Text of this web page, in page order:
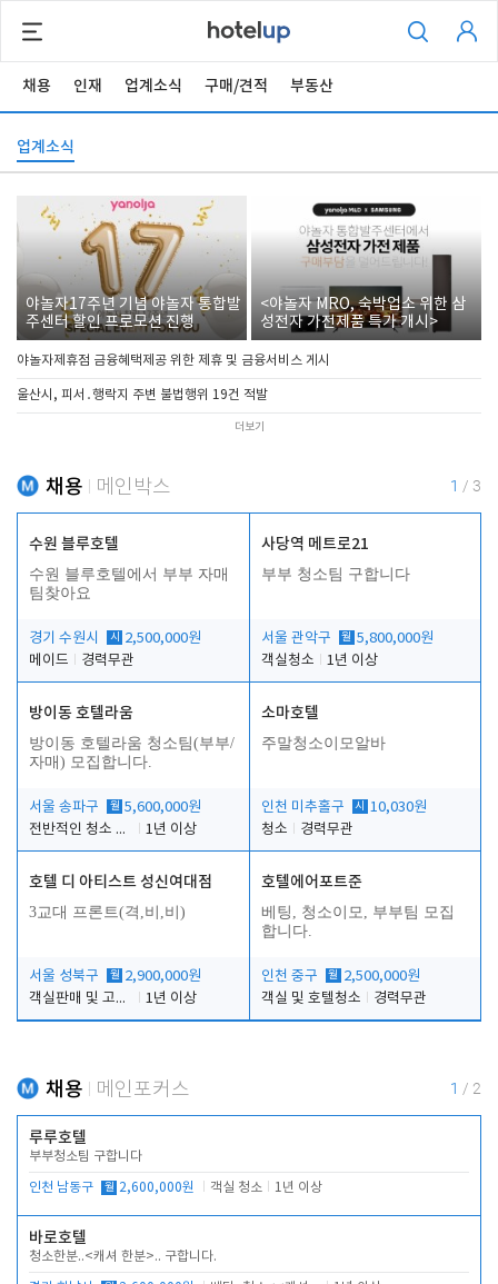
채용 인재 업계소식 구매/견적 부동산
업계소식
야놀자17주년 기념 야놀자 통합발
주센터 할인 프로모션 진행
<야놀자 MRO, 숙박업소 위한 삼
성전자 가전제품 특가 개시>
야놀자제휴점 금융혜택제공 위한 제휴 및 금융서비스 게시
울산시, 피서․행락지 주변 불법행위 19건 적발
더보기
채용 메인박스 1 / 3
수원 블루호텔
수원 블루호텔에서 부부 자매
팀찾아요
경기 수원시 시
2,500,000원
메이드
경력무관
사당역 메트로21
부부 청소팀 구합니다
서울 관악구 월 5,800,000원
객실청소
1년 이상
방이동 호텔라움
방이동 호텔라움 청소팀(부부/
자매) 모집합니다.
서울 송파구 월 5,600,000원
전반적인 청소 업무(객실청소.객실정리)
1년 이상
소마호텔
주말청소이모알바
인천 미추홀구 시
10,030원
청소
경력무관
호텔 디 아티스트 성신여대점
3교대 프론트(격,비,비)
서울 성북구 월 2,900,000원
객실판매 및 고객응대
1년 이상
호텔에어포트준
베팅, 청소이모, 부부팀 모집
합니다.
인천 중구 월 2,500,000원
객실 및 호텔청소
경력무관
채용 메인포커스 1 / 2
루루호텔
부부청소팀 구합니다
인천 남동구 월 2,600,000원 객실 청소 1년 이상
바로호텔
청소한분..<캐셔 한분>.. 구합니다.